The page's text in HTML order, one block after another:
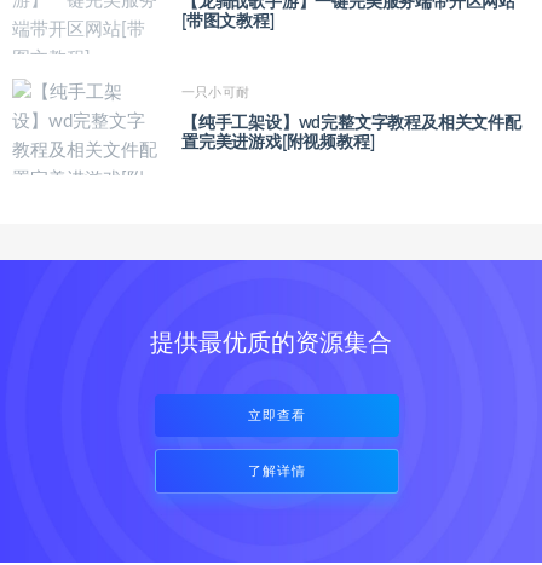
[带图文教程]
一只小可耐
【纯手工架设】wd完整文字教程及相关文件配
置完美进游戏[附视频教程]
提供最优质的资源集合
立即查看
了解详情